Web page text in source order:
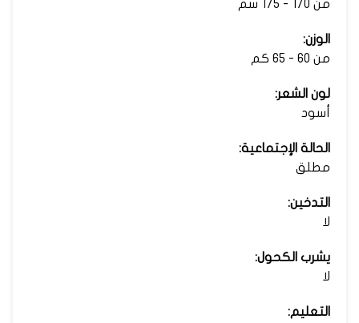
من 170 - 175 سم
الوزن:
من 60 - 65 كم
لون الشعر:
أسود
الحالة الإجتماعية:
مطلق
التدخين:
لا
يشرب الكحول:
لا
التعليم: